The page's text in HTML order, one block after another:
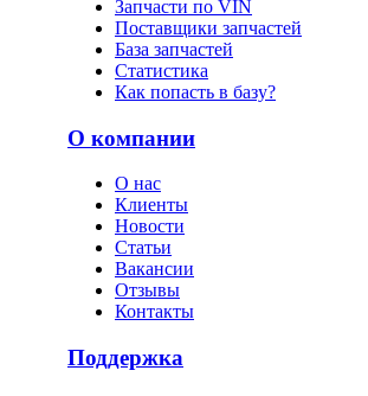
Запчасти по VIN
Поставщики запчастей
База запчастей
Статистика
Как попасть в базу?
О компании
О нас
Клиенты
Новости
Статьи
Вакансии
Отзывы
Контакты
Поддержка